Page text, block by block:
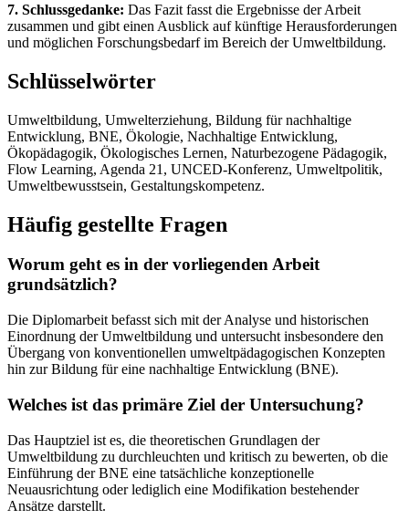
7. Schlussgedanke: Das Fazit fasst die Ergebnisse der Arbeit
zusammen und gibt einen Ausblick auf künftige Herausforderungen
und möglichen Forschungsbedarf im Bereich der Umweltbildung.
Schlüsselwörter
Umweltbildung, Umwelterziehung, Bildung für nachhaltige
Entwicklung, BNE, Ökologie, Nachhaltige Entwicklung,
Ökopädagogik, Ökologisches Lernen, Naturbezogene Pädagogik,
Flow Learning, Agenda 21, UNCED-Konferenz, Umweltpolitik,
Umweltbewusstsein, Gestaltungskompetenz.
Häufig gestellte Fragen
Worum geht es in der vorliegenden Arbeit
grundsätzlich?
Die Diplomarbeit befasst sich mit der Analyse und historischen
Einordnung der Umweltbildung und untersucht insbesondere den
Übergang von konventionellen umweltpädagogischen Konzepten
hin zur Bildung für eine nachhaltige Entwicklung (BNE).
Welches ist das primäre Ziel der Untersuchung?
Das Hauptziel ist es, die theoretischen Grundlagen der
Umweltbildung zu durchleuchten und kritisch zu bewerten, ob die
Einführung der BNE eine tatsächliche konzeptionelle
Neuausrichtung oder lediglich eine Modifikation bestehender
Ansätze darstellt.